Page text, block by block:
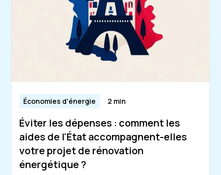
Économies d'énergie 2 min
Éviter les dépenses : comment les
aides de l'État accompagnent-elles
votre projet de rénovation
énergétique ?